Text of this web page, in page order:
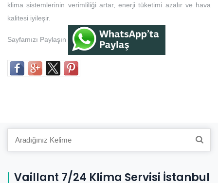
klima sistemlerinin verimliliği artar, enerji tüketimi azalır ve hava
kalitesi iyileşir.
Sayfamızı Paylaşın
Vaillant 7/24 Klima Servisi İstanbul